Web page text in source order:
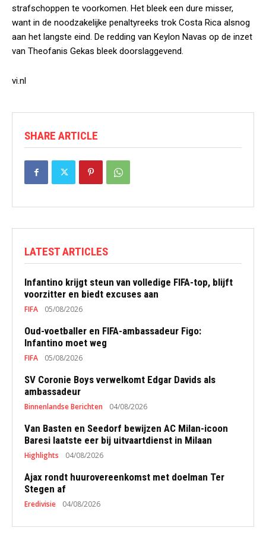
strafschoppen te voorkomen. Het bleek een dure misser,
want in de noodzakelijke penaltyreeks trok Costa Rica alsnog
aan het langste eind. De redding van Keylon Navas op de inzet
van Theofanis Gekas bleek doorslaggevend.
vi.nl
SHARE ARTICLE
LATEST ARTICLES
Infantino krijgt steun van volledige FIFA-top, blijft
voorzitter en biedt excuses aan
FIFA 05/08/2026
Oud-voetballer en FIFA-ambassadeur Figo:
Infantino moet weg
FIFA 05/08/2026
SV Coronie Boys verwelkomt Edgar Davids als
ambassadeur
Binnenlandse Berichten 04/08/2026
Van Basten en Seedorf bewijzen AC Milan-icoon
Baresi laatste eer bij uitvaartdienst in Milaan
Highlights 04/08/2026
Ajax rondt huurovereenkomst met doelman Ter
Stegen af
Eredivisie 04/08/2026